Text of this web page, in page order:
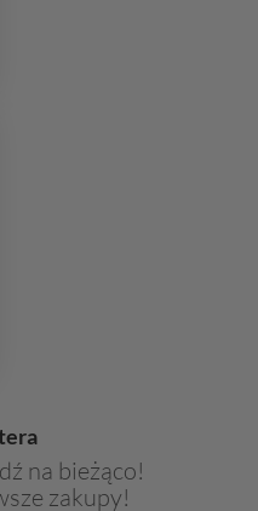
na bieżąco!
zakupy!